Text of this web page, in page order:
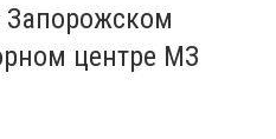
центре МЗ